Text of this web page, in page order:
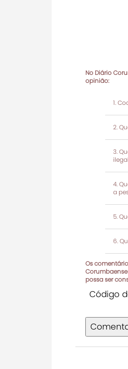
No Diário
opinião:
a
Os
possa ser
Código